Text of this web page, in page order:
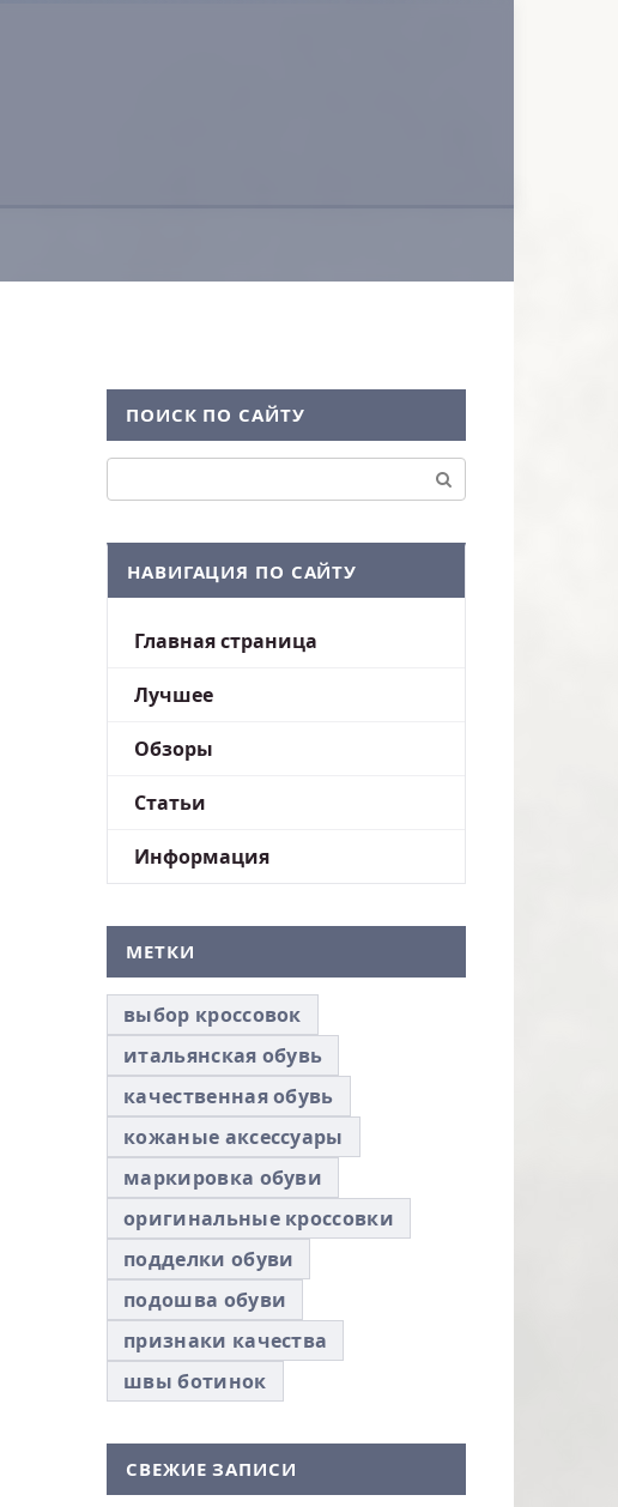
ПОИСК ПО САЙТУ
НАВИГАЦИЯ ПО САЙТУ
Главная страница
Лучшее
Обзоры
Статьи
Информация
МЕТКИ
выбор кроссовок
итальянская обувь
качественная обувь
кожаные аксессуары
маркировка обуви
оригинальные кроссовки
подделки обуви
подошва обуви
признаки качества
швы ботинок
СВЕЖИЕ ЗАПИСИ